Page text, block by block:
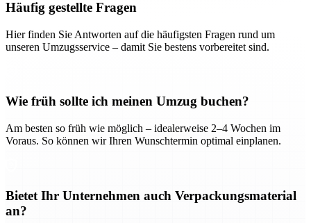
Häufig gestellte Fragen
Hier finden Sie Antworten auf die häufigsten Fragen rund um
unseren Umzugsservice – damit Sie bestens vorbereitet sind.
Wie früh sollte ich meinen Umzug buchen?
Am besten so früh wie möglich – idealerweise 2–4 Wochen im
Voraus. So können wir Ihren Wunschtermin optimal einplanen.
Bietet Ihr Unternehmen auch Verpackungsmaterial
an?